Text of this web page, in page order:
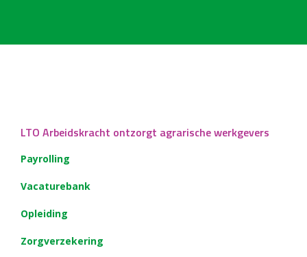
LTO Arbeidskracht ontzorgt agrarische werkgevers
Payrolling
Vacaturebank
Opleiding
Zorgverzekering